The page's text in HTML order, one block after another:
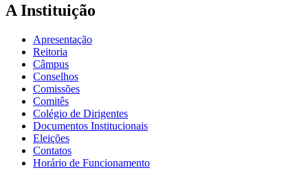
A Instituição
Apresentação
Reitoria
Câmpus
Conselhos
Comissões
Comitês
Colégio de Dirigentes
Documentos Institucionais
Eleições
Contatos
Horário de Funcionamento